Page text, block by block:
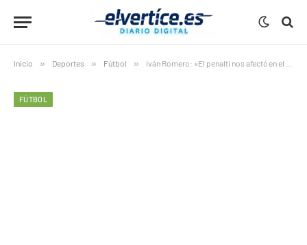
Inicio » Deportes » Fútbol » Iván Romero: «El penalti nos afectó en el partido»
FÚTBOL